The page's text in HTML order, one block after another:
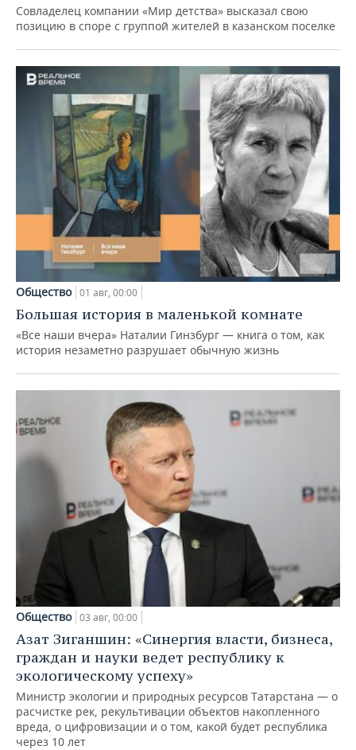
Совладелец компании «Мир детства» высказал свою
позицию в споре с группой жителей в казанском поселке
Общество 01 авг, 00:00
Большая история в маленькой комнате
«Все наши вчера» Наталии Гинзбург — книга о том, как
история незаметно разрушает обычную жизнь
Общество 03 авг, 00:00
Азат Зиганшин: «Синергия власти, бизнеса,
граждан и науки ведет республику к
экологическому успеху»
Министр экологии и природных ресурсов Татарстана — о
расчистке рек, рекультивации объектов накопленного
вреда, о цифровизации и о том, какой будет республика
через 10 лет